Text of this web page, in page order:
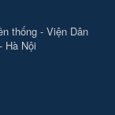
thống - Viện Dân
Hà Nội